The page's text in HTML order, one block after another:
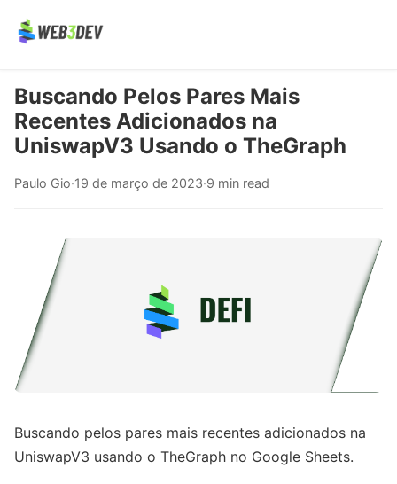
Buscando Pelos Pares Mais
Recentes Adicionados na
UniswapV3 Usando o TheGraph
Paulo Gio·19 de março de 2023·9 min read
Buscando pelos pares mais recentes adicionados na
UniswapV3 usando o TheGraph no Google Sheets.